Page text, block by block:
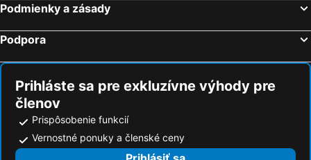
Podmienky a zásady
Podpora
Prihláste sa pre exkluzívne výhody pre
členov
Prispôsobenie funkcií
Vernostné ponuky a členské ceny